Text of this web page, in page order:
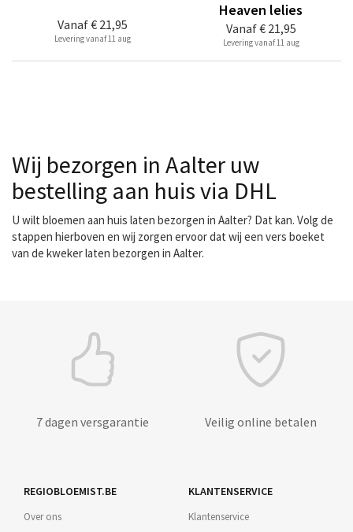
Vanaf€ 21,95
Levering vanaf 11 aug
Vanaf€ 21,95
Heaven lelies
Levering vanaf 11 aug
Wij bezorgen in Aalter uw
bestelling aan huis via DHL
U wilt bloemen aan huis laten bezorgen in Aalter? Dat kan. Volg de
stappen hierboven en wij zorgen ervoor dat wij een vers boeket
van de kweker laten bezorgen in Aalter.
7 dagen versgarantie Veilig online betalen
REGIOBLOEMIST.BE
Over ons
KLANTENSERVICE
Klantenservice